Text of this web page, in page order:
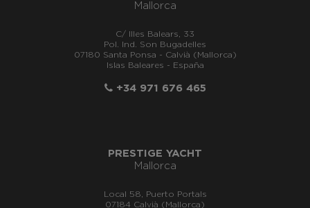
Mallorca
C/ Illes Balears, 33
Pol. Ind. Son Bugadelles
07180 Santa Ponsa - Calvià (Mallorca)
Islas Baleares - España
+34 971 676 465
PRESTIGE YACHT
Mallorca
Local 58, Puerto Portals
07184 Calvià (Mallorca)